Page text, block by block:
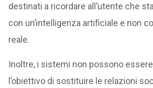
destinati a ricordare all’utente che
con un’intelligenza artificiale e non
reale.
Inoltre, i sistemi non possono
l’obiettivo di sostituire le relazioni